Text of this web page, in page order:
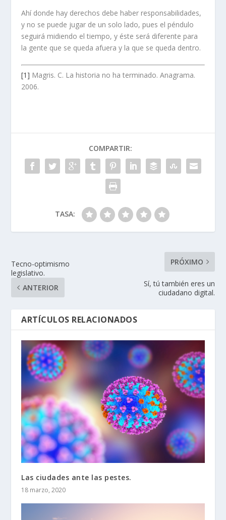
Ahí donde hay derechos debe haber responsabilidades,
y no se puede jugar de un solo lado, pues el péndulo
seguirá midiendo el tiempo, y éste será diferente para
la gente que se queda afuera y la que se queda dentro.
[1] Magris. C. La historia no ha terminado. Anagrama.
2006.
COMPARTIR:
TASA:
Tecno-optimismo
legislativo.
ANTERIOR
PRÓXIMO
Sí, tú también eres un
ciudadano digital.
ARTÍCULOS RELACIONADOS
Las ciudades ante las pestes.
18 marzo, 2020